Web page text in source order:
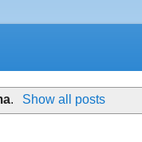
. Show all posts